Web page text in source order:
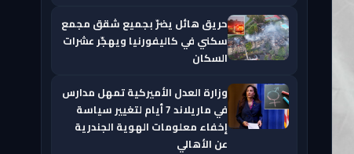
حريق هائل يضرّ بجميع شقق مجمع
سكني في كاليفورنيا ويهجّر عشرات
السكان
وزارة العدل الأميركية تمهل مدارس
في ماريلاند 7 أيام لتغيير سياسة
إخفاء معلومات الهوية الجندرية
عن الأهالي